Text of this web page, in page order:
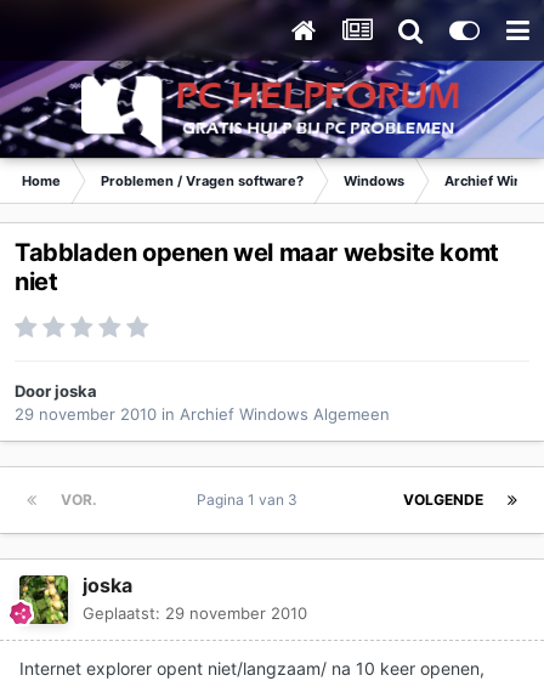
Home Problemen / Vragen software? Windows Archief
Tabbladen openen wel maar website komt
niet
Doorjoska
29 november 2010 in Archief Windows Algemeen
VOR. VOLGENDE
Pagina 1 van 3
joska
Geplaatst: 29 november 2010
Internet explorer opent niet/langzaam/ na 10 keer openen,